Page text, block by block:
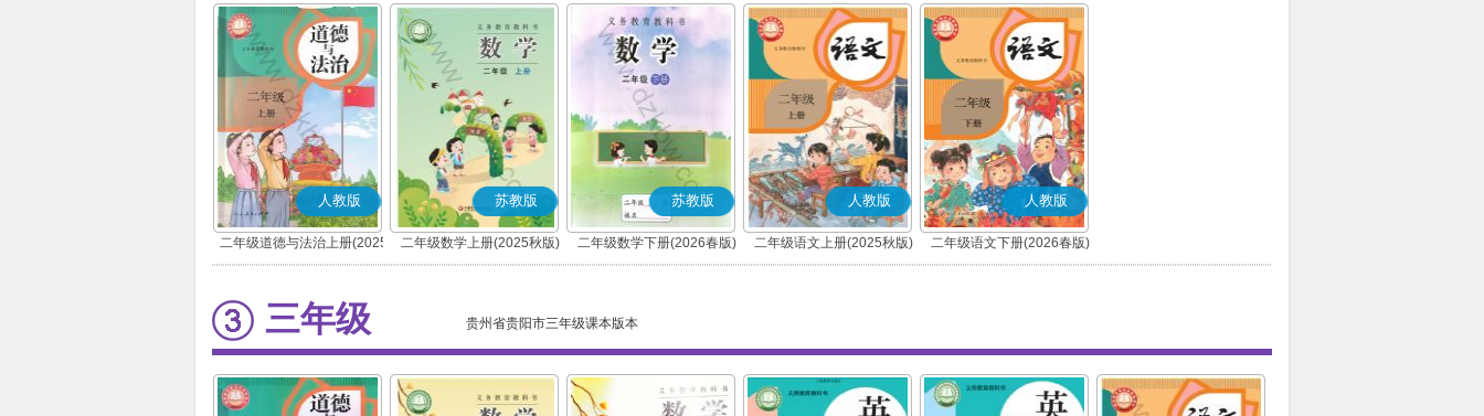
人教版
二年级道德与法治上册(2025
秋版)(部编版)
苏教版
二年级数学上册(2025秋版)
苏教版
二年级数学下册(2026春版)
人教版
二年级语文上册(2025秋版)
(部编版)
人教版
二年级语文下册(2026春版)
(部编版)
三年级 贵州省贵阳市三年级课本版本